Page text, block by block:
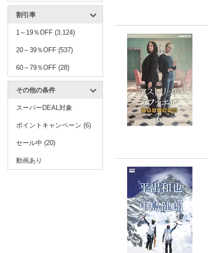
割引率
1～19％OFF (3,124)
20～39％OFF (537)
60～79％OFF (28)
その他の条件
スーパーDEAL対象
ポイントキャンペーン (6)
セール中 (20)
動画あり